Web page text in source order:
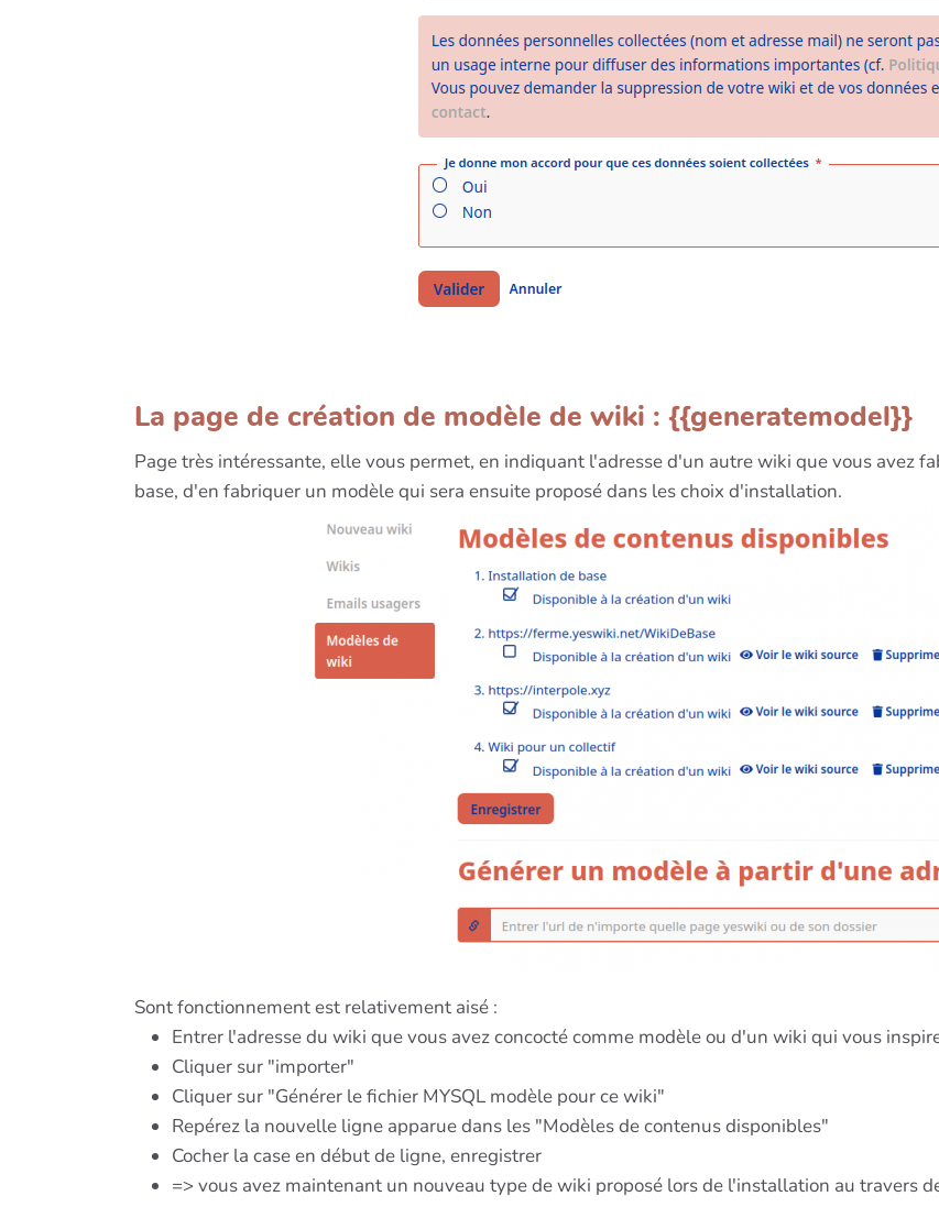
La page de création de modèle de wiki : {{generatemodel}}
Page très intéressante, elle vous permet, en indiquant l'adresse d'un autre wiki que vous avez
base, d'en fabriquer un modèle qui sera ensuite proposé dans les choix d'installation.
Sont fonctionnement est relativement aisé :
Entrer l'adresse du wiki que vous avez concocté comme modèle ou d'un wiki qui vous
Cliquer sur "importer"
Cliquer sur "Générer le fichier MYSQL modèle pour ce wiki"
Repérez la nouvelle ligne apparue dans les "Modèles de contenus disponibles"
Cocher la case en début de ligne, enregistrer
=> vous avez maintenant un nouveau type de wiki proposé lors de l'installation au travers